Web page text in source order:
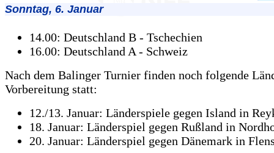
Sonntag, 6. Januar
14.00: Deutschland B - Tschechien
16.00: Deutschland A - Schweiz
Nach dem Balinger Turnier finden noch folgende
Vorbereitung statt:
12./13. Januar: Länderspiele gegen Island in
18. Januar: Länderspiel gegen Rußland in
20. Januar: Länderspiel gegen Dänemark in